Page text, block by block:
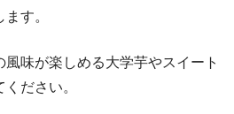
す。
味が楽しめる大学芋やスイート
ださい。